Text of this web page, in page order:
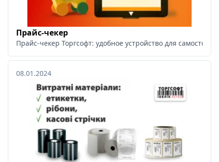
Прайс-чекер
Прайс-чекер Торгсофт: удобное устройство для
08.01.2024